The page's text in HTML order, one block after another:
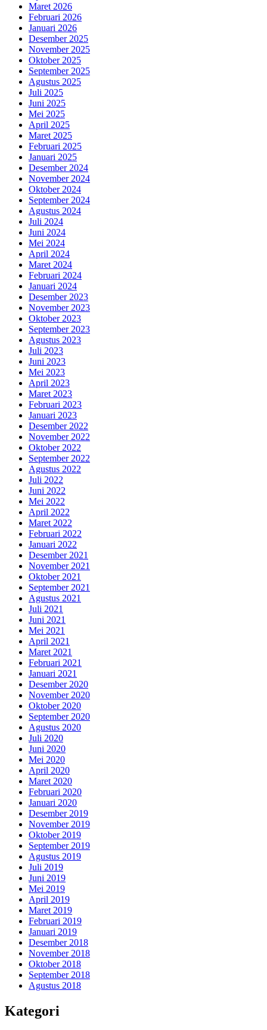
Maret 2026
Februari 2026
Januari 2026
Desember 2025
November 2025
Oktober 2025
September 2025
Agustus 2025
Juli 2025
Juni 2025
Mei 2025
April 2025
Maret 2025
Februari 2025
Januari 2025
Desember 2024
November 2024
Oktober 2024
September 2024
Agustus 2024
Juli 2024
Juni 2024
Mei 2024
April 2024
Maret 2024
Februari 2024
Januari 2024
Desember 2023
November 2023
Oktober 2023
September 2023
Agustus 2023
Juli 2023
Juni 2023
Mei 2023
April 2023
Maret 2023
Februari 2023
Januari 2023
Desember 2022
November 2022
Oktober 2022
September 2022
Agustus 2022
Juli 2022
Juni 2022
Mei 2022
April 2022
Maret 2022
Februari 2022
Januari 2022
Desember 2021
November 2021
Oktober 2021
September 2021
Agustus 2021
Juli 2021
Juni 2021
Mei 2021
April 2021
Maret 2021
Februari 2021
Januari 2021
Desember 2020
November 2020
Oktober 2020
September 2020
Agustus 2020
Juli 2020
Juni 2020
Mei 2020
April 2020
Maret 2020
Februari 2020
Januari 2020
Desember 2019
November 2019
Oktober 2019
September 2019
Agustus 2019
Juli 2019
Juni 2019
Mei 2019
April 2019
Maret 2019
Februari 2019
Januari 2019
Desember 2018
November 2018
Oktober 2018
September 2018
Agustus 2018
Kategori